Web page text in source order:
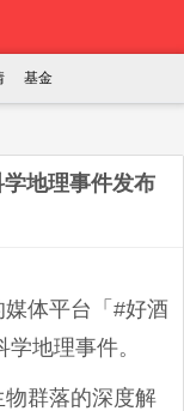
基金
地理事件发布
体平台「#好酒
地理事件。
群落的深度解